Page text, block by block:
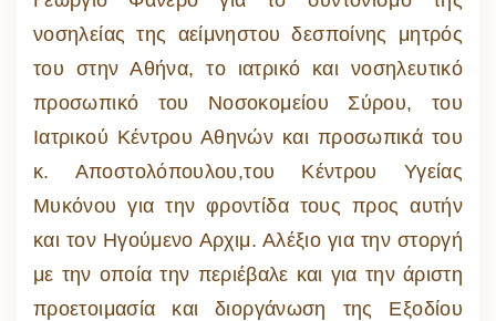
νοσηλείας της αείμνηστου δεσποίνης μητρός
του στην Αθήνα, το ιατρικό και νοσηλευτικό
προσωπικό του Νοσοκομείου Σύρου, του
Ιατρικού Κέντρου Αθηνών και προσωπικά του
κ. Αποστολόπουλου,του Κέντρου Υγείας
Μυκόνου για την φροντίδα τους προς αυτήν
και τον Ηγούμενο Αρχιμ. Αλέξιο για την στοργή
με την οποία την περιέβαλε και για την άριστη
προετοιμασία και διοργάνωση της Εξοδίου